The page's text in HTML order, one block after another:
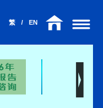
繁 / EN